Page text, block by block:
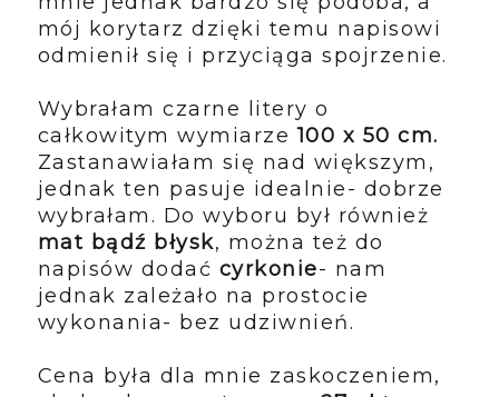
mój korytarz dzięki temu napisowi
odmienił się i przyciąga spojrzenie.
Wybrałam czarne litery o
całkowitym wymiarze 100 x 50 cm.
Zastanawiałam się nad większym,
jednak ten pasuje idealnie- dobrze
wybrałam. Do wyboru był również
mat bądź błysk, można też do
napisów dodać cyrkonie- nam
jednak zależało na prostocie
wykonania- bez udziwnień.
Cena była dla mnie zaskoczeniem,